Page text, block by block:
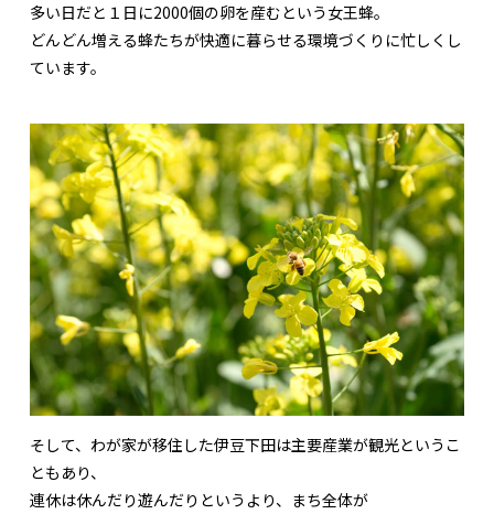
多い日だと１日に2000個の卵を産むという女王蜂。
どんどん増える蜂たちが快適に暮らせる環境づくりに忙しくし
ています。
そして、わが家が移住した伊豆下田は主要産業が観光というこ
ともあり、
連休は休んだり遊んだりというより、まち全体が